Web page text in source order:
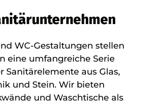
WC-Gestaltungen stellen
eine umfangreiche Serie
Sanitärelemente aus Glas,
und Stein. Wir bieten
und Waschtische als